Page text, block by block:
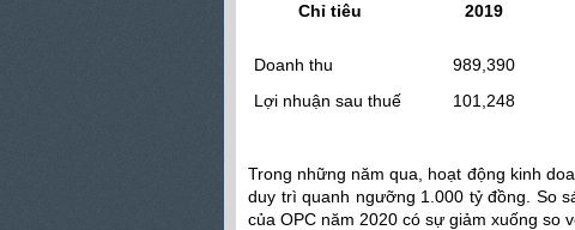
Chỉ tiêu 2019
Doanh thu
989,390
Lợi nhuận sau thuế
101,248
Trong những năm qua, hoạt động kinh
duy trì quanh ngưỡng 1.000 tỷ đồng. So
của OPC năm 2020 có sự giảm xuống so